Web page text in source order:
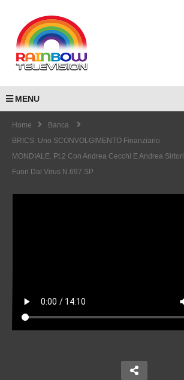
MENU
Home
Banca
BRICS. Uno SCONVOLGIMENTO Finanziario
MONDIALE. Pt.2 Con Andrea Cecchi E Andrea Sirtori
Fuori Dal Virus N.697.SP